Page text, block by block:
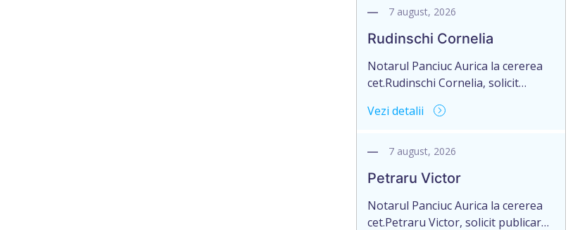
originalul actului notarial:
terenului agricol nr. 1961 din
05.05.2016, autentificat de notarul
Strîmbu Valentina.
7 august, 2026
Rudinschi Cornelia
Notarul Panciuc Aurica la cererea
cet.Rudinschi Cornelia, solicit
Camerei Notariale www.cnm.mda.
originalului actului notarial cu
pierderea originalului actului
notarial cet.Rudinschi Cornelia,
domiciliată în Republica Moldova,
Vezi detalii
7 august, 2026
Petraru Victor
Notarul Panciuc Aurica la cererea
cet.Petraru Victor, solicit publicarea